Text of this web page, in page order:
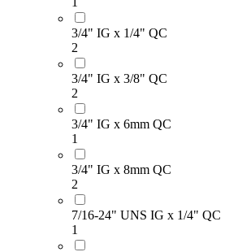
3/4" IG x 1/4" QC
2
3/4" IG x 3/8" QC
2
3/4" IG x 6mm QC
1
3/4" IG x 8mm QC
2
7/16-24" UNS IG x 1/4" QC
1